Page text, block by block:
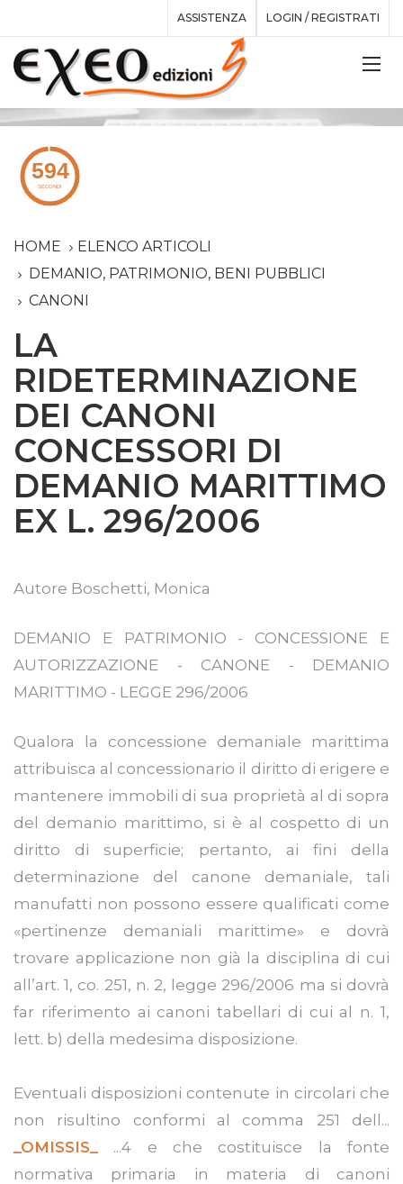
ASSISTENZA LOGIN / REGISTRATI
HOME
ELENCO ARTICOLI
DEMANIO, PATRIMONIO, BENI PUBBLICI
CANONI
LA
RIDETERMINAZIONE
DEI CANONI
CONCESSORI DI
DEMANIO MARITTIMO
EX L. 296/2006
Autore Boschetti, Monica
DEMANIO E PATRIMONIO - CONCESSIONE E
AUTORIZZAZIONE - CANONE - DEMANIO
MARITTIMO - LEGGE 296/2006
Qualora la concessione demaniale marittima
attribuisca al concessionario il diritto di erigere e
mantenere immobili di sua proprietà al di sopra
del demanio marittimo, si è al cospetto di un
diritto di superficie; pertanto, ai fini della
determinazione del canone demaniale, tali
manufatti non possono essere qualificati come
«pertinenze demaniali marittime» e dovrà
trovare applicazione non già la disciplina di cui
all’art. 1, co. 251, n. 2, legge 296/2006 ma si dovrà
far riferimento ai canoni tabellari di cui al n. 1,
lett. b) della medesima disposizione.
Eventuali disposizioni contenute in circolari che
non risultino conformi al comma 251 dell...
_OMISSIS_
...4 e che costituisce la fonte
normativa primaria in materia di canoni